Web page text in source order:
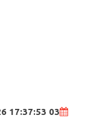
03 Jun 2026 17:37:53